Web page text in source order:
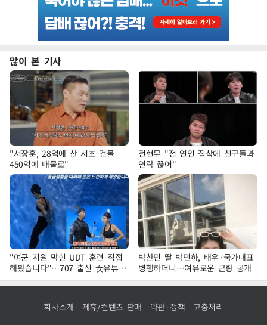
많이 본 기사
"서장훈, 28억에 산 서초 건물
450억에 매물로"
전현무 "전 연인 집착에 친구들과
연락 끊어"
"여군 지원 막힌 UDT 훈련 직접
해봤습니다"…707 출신 女유튜버
'완벽 소화'
박찬민 딸 박민하, 배우·국가대표
병행하더니…여유로운 근황 공개
회사소개 제휴/컨텐츠 판매 약관·정책 고충처리